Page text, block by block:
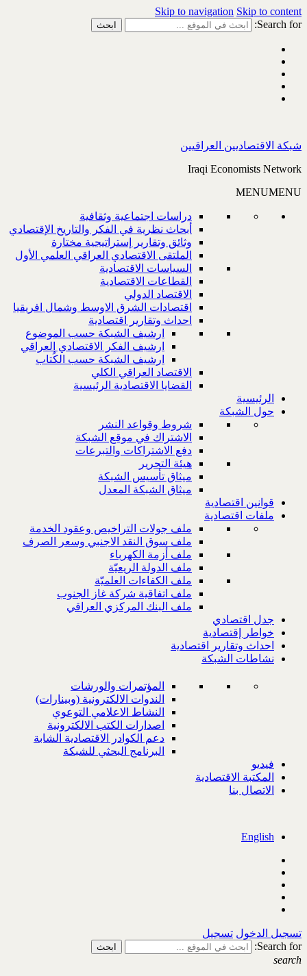
Skip to navigation Skip to content
Search for:
شبكة الاقتصاديين العراقيين
Iraqi Economists Network
MENUMENU
دراسات اجتماعية وثقافية
أبحاث نظرية في الفكر والتاريخ الإقتصادي
وثائق وتقارير إستراتيجية مختارة
الملتقى الاقتصادي العراقي العلمي الأول
السياسات الاقتصادية
القطاعات الاقتصادية
الاقتصاد الدولي
اقتصادات الشرق الاوسط وشمال افريقيا
احداث وتقارير اقتصادية
ارشيف الشبكة حسب الموضوع
ارشيف الفكر الاقتصادي العراقي
ارشيف الشبكة حسب الكُتاب
الاقتصاد العراقي الكلي
القضايا الاقتصادية الرئيسية
الرئيسية
حول الشبكة
شروط وقواعد النشر
الاشتراك في موقع الشبكة
دفع الاشتراكات والتبرعات
هيئة التحرير
ميثاق تأسيس الشبكة
ميثاق الشبكة المعدل
قوانين اقتصادية
ملفات اقتصادية
ملف جولات التراخيص وعقود الخدمة
ملف سوق النقد الاجنبي وسعر الصرف
ملف أزمة الكهرباء
ملف الدولة الريعيّة
ملف الكفاءات العلميّة
ملف اتفاقية شركة غاز الجنوب
ملف البنك المركزي العراقي
جدل اقتصادي
خواطر إقتصادية
احداث وتقارير اقتصادية
نشاطات الشبكة
المؤتمرات والورشات
الندوات الالكترونية (وبينارات)
النشاط الاعلامي التوعوي
اصدارات الكتب الالكترونية
دعم الكوادر الاقتصادية الشابة
البرنامج البحثي للشبكة
فيديو
المكتبة الاقتصادية
الاتصال بنا
English
تسجيل الدخول تسجيل
Search for:
search